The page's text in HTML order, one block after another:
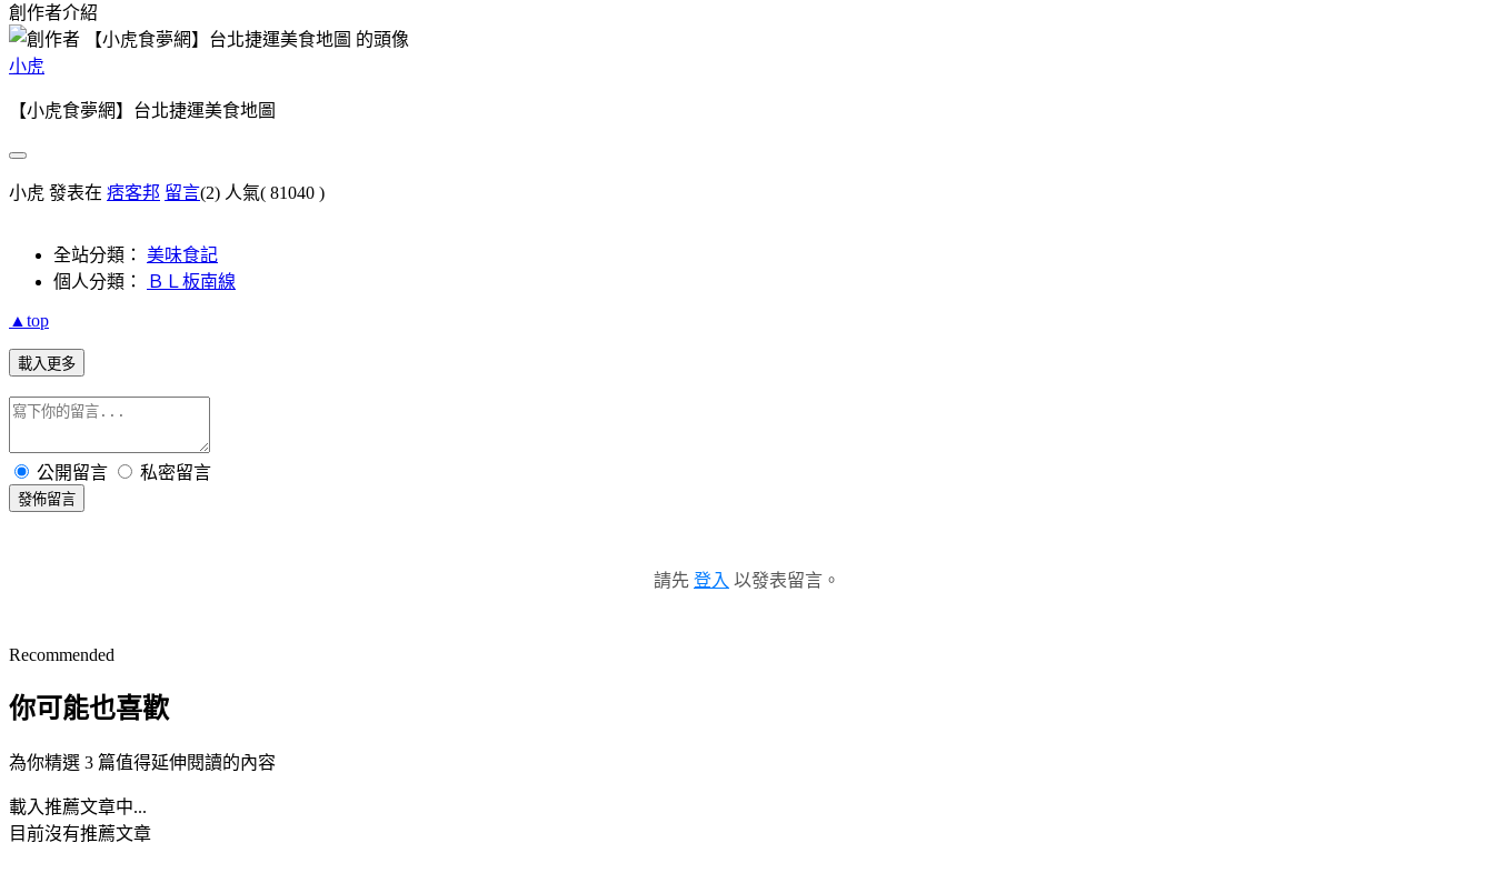
創作者介紹
小虎
【小虎食夢網】台北捷運美食地圖
小虎 發表在 痞客邦 留言(2) 人氣( 81040 )
全站分類： 美味食記
個人分類：
ＢＬ板南線
▲top
載入更多
公開留言 私密留言
發佈留言
請先 登入 以發表留言。
Recommended
你可能也喜歡
為你精選 3 篇值得延伸閱讀的內容
載入推薦文章中...
目前沒有推薦文章